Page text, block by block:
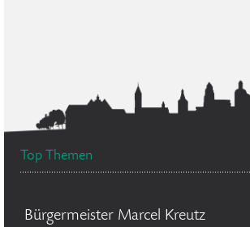
Top Themen
Bürgermeister Marcel Kreutz